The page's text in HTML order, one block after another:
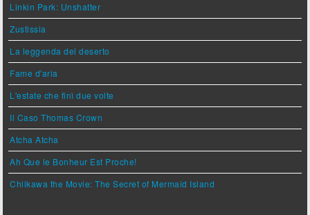
Linkin Park: Unshatter
Zustissia
La leggenda del deserto
Fame d'aria
L'estate che finì due volte
Il Caso Thomas Crown
Atcha Atcha
Ah Que le Bonheur Est Proche!
Chiikawa the Movie: The Secret of Mermaid Island